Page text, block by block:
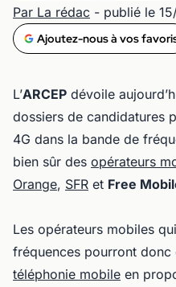
Par La rédac - publié le
Ajoutez-nous à vos
L’ARCEP dévoile
dossiers de candidatures
4G dans la bande de
bien sûr des opérateurs
Orange, SFR et Free
Les opérateurs mobiles
fréquences pourront
téléphonie mobile en